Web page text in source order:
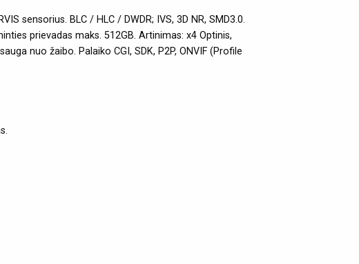
sensorius. BLC / HLC / DWDR; IVS, 3D NR, SMD3.0.
prievadas maks. 512GB. Artinimas: x4 Optinis,
nuo žaibo. Palaiko CGI, SDK, P2P, ONVIF (Profile